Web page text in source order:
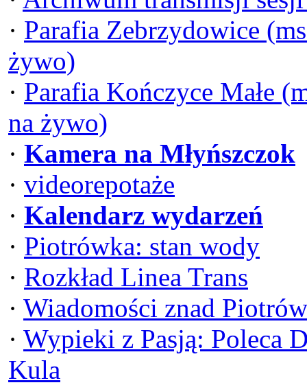
· Parafia Zebrzydowice
żywo)
· Parafia Kończyce Małe
na żywo)
· Kamera na Młyńszczok
· videorepotaże
· Kalendarz wydarzeń
· Piotrówka: stan wody
· Rozkład Linea Trans
· Wiadomości znad
· Wypieki z Pasją: Poleca
Kula